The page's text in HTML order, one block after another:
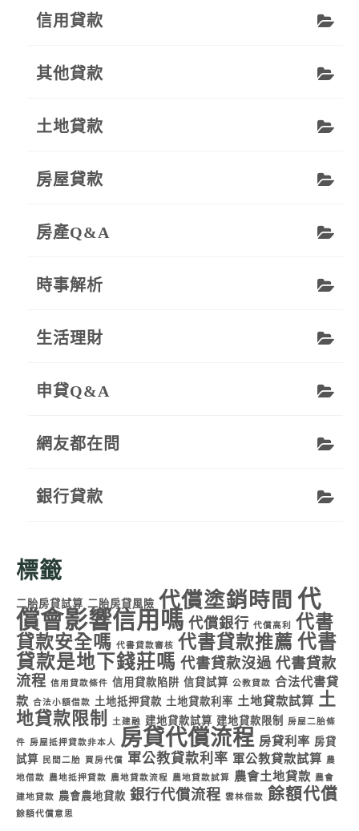
信用貸款
其他貸款
土地貸款
房屋貸款
房產Q&A
時事解析
生活理財
申貸Q&A
網友都在問
銀行貸款
標籤
二胎房貸試算 二胎房貸風險 代償塗銷時間 代
償會影響信用嗎 代償銀行 代償高利
代書
貸款安全嗎 代書貸款審核 代書貸款推薦 代書
貸款是地下錢莊嗎 代書貸款沒過 代書貸款
流程 信用貸款條件 信用貸款陷阱 信貸試算 公教貸款 合法代書貸
款 合法小額借款 土地抵押貸款 土地貸款利率 土地貸款試算 土
地貸款限制
土建融 建地貸款試算 建地貸款限制 房屋二胎條
件 房屋抵押貸款非本人 房貸代償流程 房貸利率 房貸
試算
民間二胎 買房代償 軍公教貸款利率 軍公教貸款試算
農
地借款
農地抵押貸款 農地貸款流程 農地貸款試算 農會土地貸款 農會
建地貸款 農會農地貸款 銀行代償流程 雲林借款 餘額代償
餘額代償意思